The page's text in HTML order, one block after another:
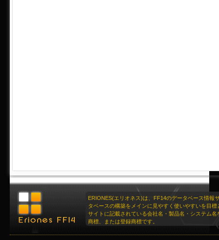
ERIONES(エリオネス)は、FF14のデータベース情報
タベースの構築をメインに見やすく使いやすいを目標
サイトに記載されている会社名・製品名・システム名
商標、または登録商標です。